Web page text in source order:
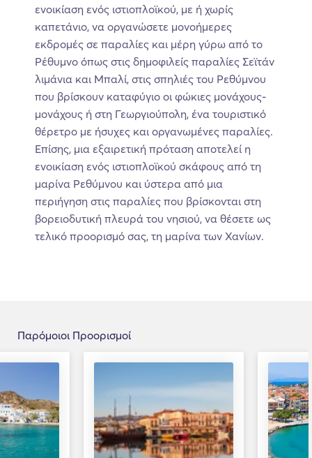
ενοικίαση ενός ιστιοπλοϊκού, με ή χωρίς
καπετάνιο, να οργανώσετε μονοήμερες
εκδρομές σε παραλίες και μέρη γύρω από το
Ρέθυμνο όπως στις δημοφιλείς παραλίες Σεϊτάν
λιμάνια και Μπαλί, στις σπηλιές του Ρεθύμνου
που βρίσκουν καταφύγιο οι φώκιες μονάχους-
μονάχους ή στη Γεωργιούπολη, ένα τουριστικό
θέρετρο με ήσυχες και οργανωμένες παραλίες.
Επίσης, μια εξαιρετική πρόταση αποτελεί η
ενοικίαση ενός ιστιοπλοϊκού σκάφους από τη
μαρίνα Ρεθύμνου και ύστερα από μια
περιήγηση στις παραλίες που βρίσκονται στη
βορειοδυτική πλευρά του νησιού, να θέσετε ως
τελικό προορισμό σας, τη μαρίνα των Χανίων.
Παρόμοιοι Προορισμοί